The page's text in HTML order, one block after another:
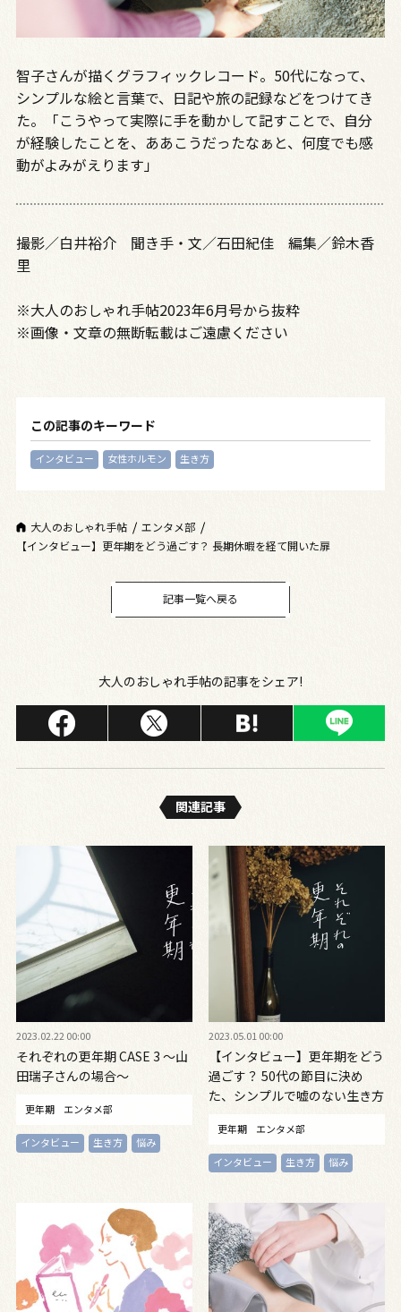
智子さんが描くグラフィックレコード。50代になって、
シンプルな絵と言葉で、日記や旅の記録などをつけてき
た。「こうやって実際に手を動かして記すことで、自分
が経験したことを、ああこうだったなぁと、何度でも感
動がよみがえります」
撮影／白井裕介 聞き手・文／石田紀佳 編集／鈴木香
里
※大人のおしゃれ手帖2023年6月号から抜粋
※画像・文章の無断転載はご遠慮ください
この記事のキーワード
インタビュー 女性ホルモン 生き方
大人のおしゃれ手帖
エンタメ部
【インタビュー】更年期をどう過ごす？ 長期休暇を経て開いた扉
記事一覧へ戻る
大人のおしゃれ手帖の記事をシェア!
関連記事
2023.02.22 00:00
それぞれの更年期 CASE 3 〜山
田瑞子さんの場合〜
更年期 エンタメ部
インタビュー 生き方 悩み
2023.05.01 00:00
【インタビュー】更年期をどう
過ごす？ 50代の節目に決め
た、シンプルで嘘のない生き方
更年期 エンタメ部
インタビュー 生き方 悩み